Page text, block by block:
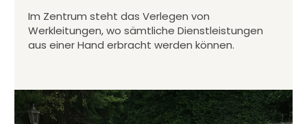
Im Zentrum steht das Verlegen von
Werkleitungen, wo sämtliche Dienstleistungen
aus einer Hand erbracht werden können.